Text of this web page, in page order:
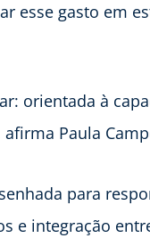
esse gasto em
orientada à
Paula
para
e integração